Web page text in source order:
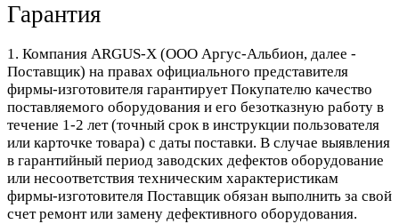
Гарантия
1. Компания ARGUS-X (ООО Аргус-Альбион, далее -
Поставщик) на правах официального представителя
фирмы-изготовителя гарантирует Покупателю качество
поставляемого оборудования и его безотказную работу в
течение 1-2 лет (точный срок в инструкции пользователя
или карточке товара) с даты поставки. В случае выявления
в гарантийный период заводских дефектов оборудование
или несоответствия техническим характеристикам
фирмы-изготовителя Поставщик обязан выполнить за свой
счет ремонт или замену дефективного оборудования.